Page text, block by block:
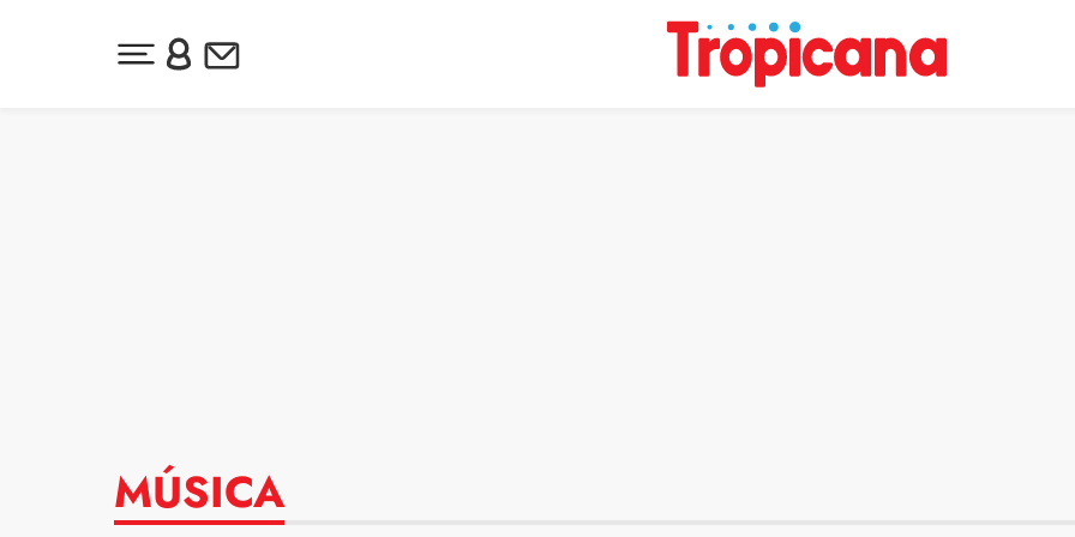
Desplegar menú principal
Inicia sesión o regístrate
Newsletter
MÚSICA